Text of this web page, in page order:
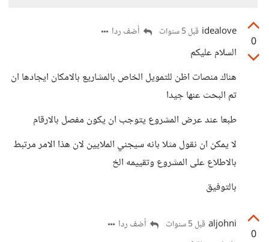
0
idealove قبل 5 سنوات أضف ردا
السلام عليكم
هناك منصات اظن للتمويل الخاص بالمشاريع بالامكان ايجادها ان
تم البحث عنها جيدا
طبعا عند عرض المشروع يتوجب ان يكون مفصل بالارقام
لا يمكن ان نقول مثلا بانه سيجني الملايين لان هذا الامر مرتبط
بالاطلاع على المشروع وتقييمه الخ
بالتوفيق
0
aljohni قبل 5 سنوات أضف ردا